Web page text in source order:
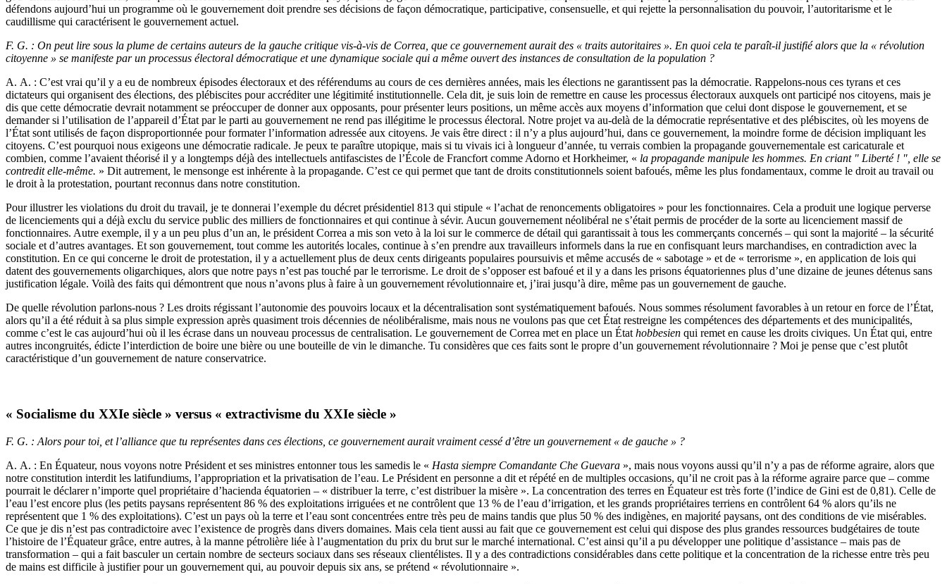
défendons aujourd’hui un programme où le gouvernement doit prendre ses décisions de façon démocratique, participative, consensuelle, et qui rejette la personnalisation du pouvoir, l’autoritarisme et le
caudillisme qui caractérisent le gouvernement actuel.
F. G. : On peut lire sous la plume de certains auteurs de la gauche critique vis-à-vis de Correa, que ce gouvernement aurait des « traits autoritaires ». En quoi cela te paraît-il justifié alors que la « révolution
citoyenne » se manifeste par un processus électoral démocratique et une dynamique sociale qui a même ouvert des instances de consultation de la population ?
A. A. : C’est vrai qu’il y a eu de nombreux épisodes électoraux et des référendums au cours de ces dernières années, mais les élections ne garantissent pas la démocratie. Rappelons-nous ces tyrans et ces
dictateurs qui organisent des élections, des plébiscites pour accréditer une légitimité institutionnelle. Cela dit, je suis loin de remettre en cause les processus électoraux auxquels ont participé nos citoyens, mais je
dis que cette démocratie devrait notamment se préoccuper de donner aux opposants, pour présenter leurs positions, un même accès aux moyens d’information que celui dont dispose le gouvernement, et se
demander si l’utilisation de l’appareil d’État par le parti au gouvernement ne rend pas illégitime le processus électoral. Notre projet va au-delà de la démocratie représentative et des plébiscites, où les moyens de
l’État sont utilisés de façon disproportionnée pour formater l’information adressée aux citoyens. Je vais être direct : il n’y a plus aujourd’hui, dans ce gouvernement, la moindre forme de décision impliquant les
citoyens. C’est pourquoi nous exigeons une démocratie radicale. Je peux te paraître utopique, mais si tu vivais ici à longueur d’année, tu verrais combien la propagande gouvernementale est caricaturale et
combien, comme l’avaient théorisé il y a longtemps déjà des intellectuels antifascistes de l’École de Francfort comme Adorno et Horkheimer, « la propagande manipule les hommes. En criant " Liberté ! ", elle se
contredit elle-même. » Dit autrement, le mensonge est inhérente à la propagande. C’est ce qui permet que tant de droits constitutionnels soient bafoués, même les plus fondamentaux, comme le droit au travail ou
le droit à la protestation, pourtant reconnus dans notre constitution.
Pour illustrer les violations du droit du travail, je te donnerai l’exemple du décret présidentiel 813 qui stipule « l’achat de renoncements obligatoires » pour les fonctionnaires. Cela a produit une logique perverse
de licenciements qui a déjà exclu du service public des milliers de fonctionnaires et qui continue à sévir. Aucun gouvernement néolibéral ne s’était permis de procéder de la sorte au licenciement massif de
fonctionnaires. Autre exemple, il y a un peu plus d’un an, le président Correa a mis son veto à la loi sur le commerce de détail qui garantissait à tous les commerçants concernés – qui sont la majorité – la sécurité
sociale et d’autres avantages. Et son gouvernement, tout comme les autorités locales, continue à s’en prendre aux travailleurs informels dans la rue en confisquant leurs marchandises, en contradiction avec la
constitution. En ce qui concerne le droit de protestation, il y a actuellement plus de deux cents dirigeants populaires poursuivis et même accusés de « sabotage » et de « terrorisme », en application de lois qui
datent des gouvernements oligarchiques, alors que notre pays n’est pas touché par le terrorisme. Le droit de s’opposer est bafoué et il y a dans les prisons équatoriennes plus d’une dizaine de jeunes détenus sans
justification légale. Voilà des faits qui démontrent que nous n’avons plus à faire à un gouvernement révolutionnaire et, j’irai jusqu’à dire, même pas un gouvernement de gauche.
De quelle révolution parlons-nous ? Les droits régissant l’autonomie des pouvoirs locaux et la décentralisation sont systématiquement bafoués. Nous sommes résolument favorables à un retour en force de l’État,
alors qu’il a été réduit à sa plus simple expression après quasiment trois décennies de néolibéralisme, mais nous ne voulons pas que cet État restreigne les compétences des départements et des municipalités,
comme c’est le cas aujourd’hui où il les écrase dans un nouveau processus de centralisation. Le gouvernement de Correa met en place un État hobbesien qui remet en cause les droits civiques. Un État qui, entre
autres incongruités, édicte l’interdiction de boire une bière ou une bouteille de vin le dimanche. Tu considères que ces faits sont le propre d’un gouvernement révolutionnaire ? Moi je pense que c’est plutôt
caractéristique d’un gouvernement de nature conservatrice.
« Socialisme du XXIe siècle » versus « extractivisme du XXIe siècle »
F. G. : Alors pour toi, et l’alliance que tu représentes dans ces élections, ce gouvernement aurait vraiment cessé d’être un gouvernement « de gauche » ?
A. A. : En Équateur, nous voyons notre Président et ses ministres entonner tous les samedis le « Hasta siempre Comandante Che Guevara », mais nous voyons aussi qu’il n’y a pas de réforme agraire, alors que
notre constitution interdit les latifundiums, l’appropriation et la privatisation de l’eau. Le Président en personne a dit et répété en de multiples occasions, qu’il ne croit pas à la réforme agraire parce que – comme
pourrait le déclarer n’importe quel propriétaire d’hacienda équatorien – « distribuer la terre, c’est distribuer la misère ». La concentration des terres en Équateur est très forte (l’indice de Gini est de 0,81). Celle de
l’eau l’est encore plus (les petits paysans représentent 86 % des exploitations irriguées et ne contrôlent que 13 % de l’eau d’irrigation, et les grands propriétaires terriens en contrôlent 64 % alors qu’ils ne
représentent que 1 % des exploitations). C’est un pays où la terre et l’eau sont concentrées entre très peu de mains tandis que plus 50 % des indigènes, en majorité paysans, ont des conditions de vie misérables.
Ce que je dis n’est pas contradictoire avec l’existence de progrès dans divers domaines. Mais cela tient aussi au fait que ce gouvernement est celui qui dispose des plus grandes ressources budgétaires de toute
l’histoire de l’Équateur grâce, entre autres, à la manne pétrolière liée à l’augmentation du prix du brut sur le marché international. C’est ainsi qu’il a pu développer une politique d’assistance – mais pas de
transformation – qui a fait basculer un certain nombre de secteurs sociaux dans ses réseaux clientélistes. Il y a des contradictions considérables dans cette politique et la concentration de la richesse entre très peu
de mains est difficile à justifier pour un gouvernement qui, au pouvoir depuis six ans, se prétend « révolutionnaire ».